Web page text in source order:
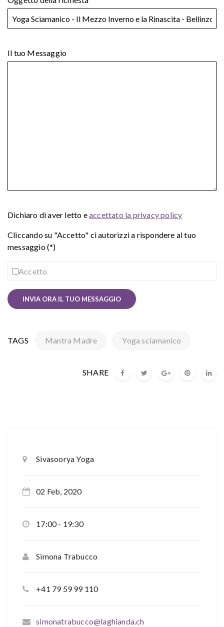
Il tuo Messaggio
Dichiaro di aver letto eaccettato la privacy policy
Cliccando su "Accetto" ci autorizzi a rispondere al tuo
messaggio (*)
Accetto
TAGS Mantra Madre Yoga sciamanico
SHARE
Sivasoorya Yoga
02 Feb, 2020
17:00 - 19:30
Simona Trabucco
+41 79 59 99 110
simonatrabucco@laghianda.ch